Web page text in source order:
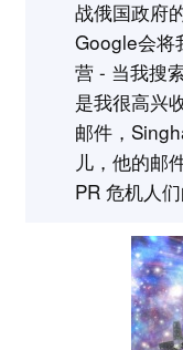
战俄国政府
Google会将
营 - 当我搜
是我很高兴
邮件，
儿，他的邮
PR 危机人